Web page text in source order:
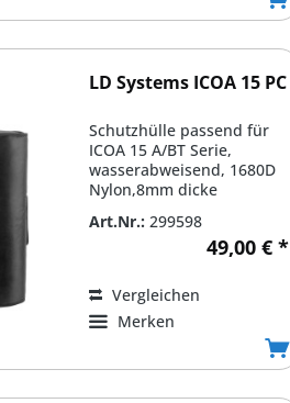
LD Systems ICOA 15 PC
Schutzhülle passend für
ICOA 15 A/BT Serie,
wasserabweisend, 1680D
Nylon,8mm dicke
Art.Nr.: 299598
49,00 € *
Vergleichen
Merken